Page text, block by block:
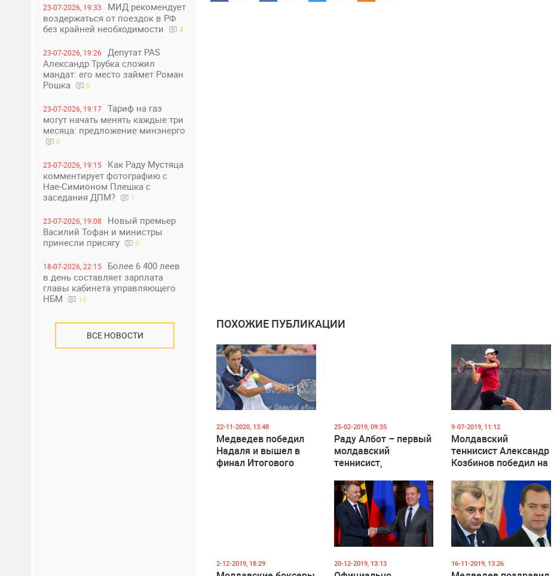
23-07-2026, 19:33
МИД рекомендует
воздержаться от поездок в РФ
без крайней необходимости
4
23-07-2026, 19:26
Депутат PAS
Александр Трубка сложил
мандат: его место займет Роман
Рошка
0
23-07-2026, 19:17
Тариф на газ
могут начать менять каждые три
месяца: предложение минэнерго
0
23-07-2026, 19:15
Как Раду Мустяца
комментирует фотографию с
Нае-Симионом Плешка с
заседания ДПМ?
1
23-07-2026, 19:08
Новый премьер
Василий Тофан и министры
принесли присягу
0
18-07-2026, 22:15
Более 6 400 леев
в день составляет зарплата
главы кабинета управляющего
НБМ
10
ВСЕ НОВОСТИ
ПОХОЖИЕ ПУБЛИКАЦИИ
22-11-2020, 13:48
Медведев победил
Надаля и вышел в
финал Итогового
25-02-2019, 09:35
Раду Албот – первый
молдавский
теннисист,
ATP
9-07-2019, 11:12
Молдавский
теннисист Александр
Козбинов победил на
М15 в Питсбурге
2-12-2019, 18:29 20-12-2019, 13:13 16-11-2019, 13:26